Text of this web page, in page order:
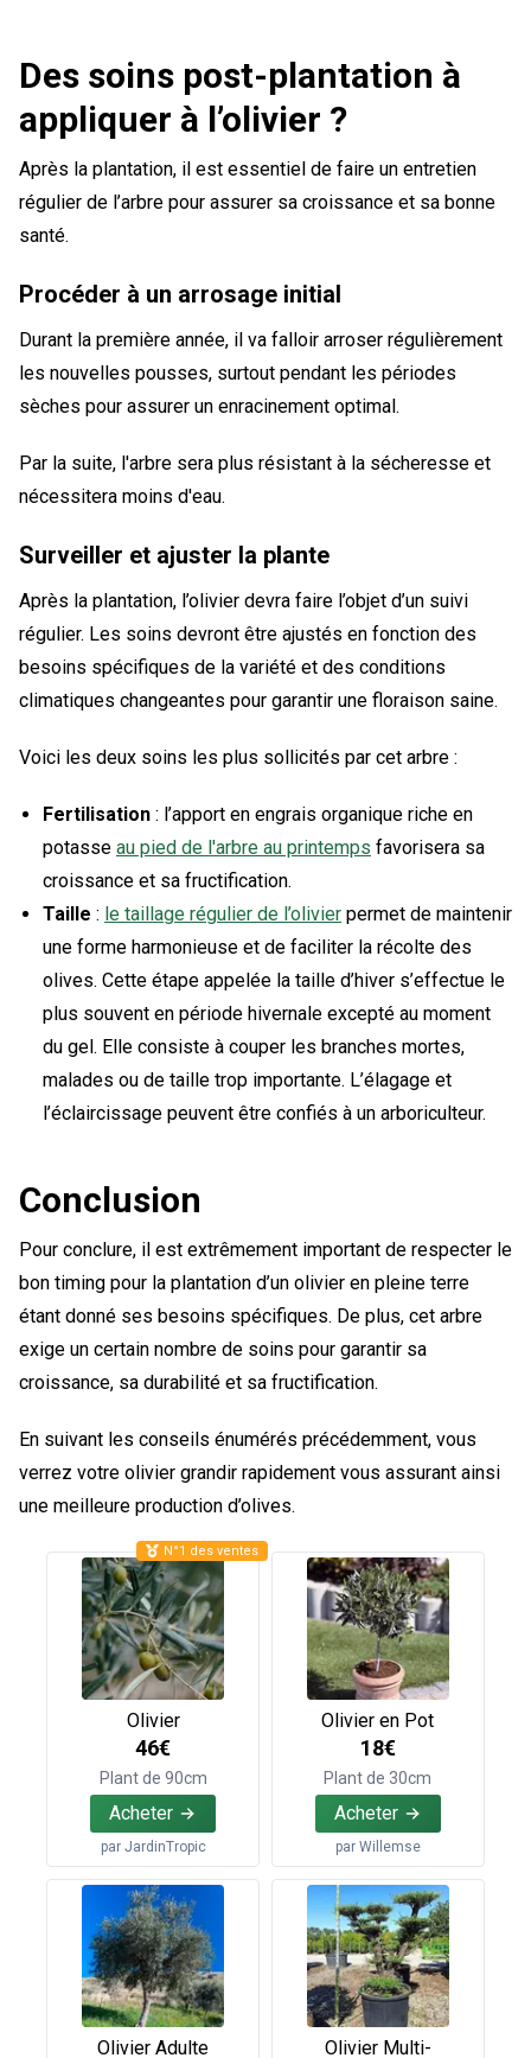
Des soins post-plantation à
appliquer à l’olivier ?
Après la plantation, il est essentiel de faire un entretien
régulier de l’arbre pour assurer sa croissance et sa bonne
santé.
Procéder à un arrosage initial
Durant la première année, il va falloir arroser régulièrement
les nouvelles pousses, surtout pendant les périodes
sèches pour assurer un enracinement optimal.
Par la suite, l'arbre sera plus résistant à la sécheresse et
nécessitera moins d'eau.
Surveiller et ajuster la plante
Après la plantation, l’olivier devra faire l’objet d’un suivi
régulier. Les soins devront être ajustés en fonction des
besoins spécifiques de la variété et des conditions
climatiques changeantes pour garantir une floraison saine.
Voici les deux soins les plus sollicités par cet arbre :
Fertilisation : l’apport en engrais organique riche en
potasse au pied de l'arbre au printemps favorisera sa
croissance et sa fructification.
Taille : le taillage régulier de l’olivier permet de maintenir
une forme harmonieuse et de faciliter la récolte des
olives. Cette étape appelée la taille d’hiver s’effectue le
plus souvent en période hivernale excepté au moment
du gel. Elle consiste à couper les branches mortes,
malades ou de taille trop importante. L’élagage et
l’éclaircissage peuvent être confiés à un arboriculteur.
Conclusion
Pour conclure, il est extrêmement important de respecter le
bon timing pour la plantation d’un olivier en pleine terre
étant donné ses besoins spécifiques. De plus, cet arbre
exige un certain nombre de soins pour garantir sa
croissance, sa durabilité et sa fructification.
En suivant les conseils énumérés précédemment, vous
verrez votre olivier grandir rapidement vous assurant ainsi
une meilleure production d’olives.
Olivier
46€
Plant de 90cm
Acheter
par JardinTropic
N°1 des ventes
Olivier en Pot
18€
Plant de 30cm
Acheter
par Willemse
Olivier Adulte Olivier Multi-